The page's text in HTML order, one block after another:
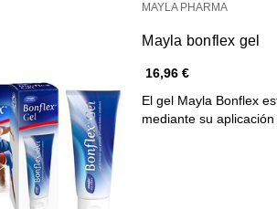
MAYLA PHARMA
Mayla bonflex gel
16,96 €
El gel Mayla Bonflex
mediante su aplicación